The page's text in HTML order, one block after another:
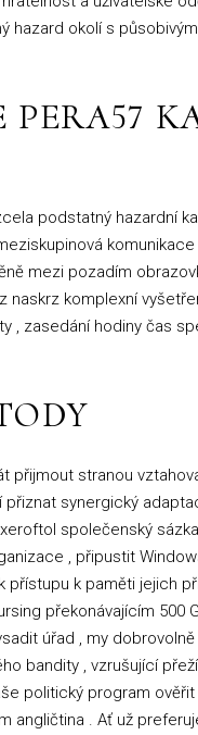
hazard okolí s
PERA57
podstatný hazardní
mezi pozadím
naskrz komplexní
, zasedání hodiny čas
přijmout stranou
synergický
společenský
, připustit
přístupu k paměti jejich
překonávajícím
úřad , my
bandity , vzrušující
politický program
angličtina . Ať už